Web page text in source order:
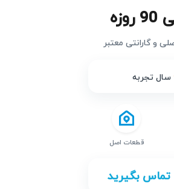
و گارانتی معتبر
سال تجربه
قطعات اصل
تماس بگیرید